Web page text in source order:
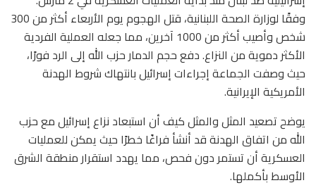
وفقًا لوزارة الصحة اللبنانية، قتل الهجوم يوم الأربعاء أكثر من 300
شخص وأصيب أكثر من 1000 آخرين، مما جعله العملية الفردية
الأكثر دموية من النزاع. دفع حجم الدمار حزب الله إلى الرد فورًا،
حيث وصفت الجماعة إجراءات إسرائيل بانتهاك شروط الهدنة
الأمريكية الإيرانية.
يوضح تصعيد المثل والمثل كيف أن استبعاد نزاع إسرائيل مع حزب
الله من اتفاق الهدنة قد أنشأ فراغًا خطرًا حيث يمكن للعمليات
العسكرية أن تستمر دون فحص، مما يهدد استقرار منطقة الشرق
الأوسط بأكملها.